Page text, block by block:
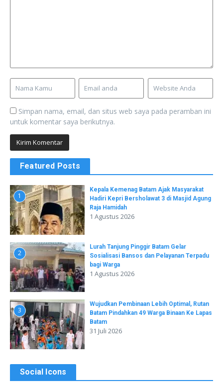
Simpan nama, email, dan situs web saya pada peramban ini
untuk komentar saya berikutnya.
Featured Posts
1
Kepala Kemenag Batam Ajak Masyarakat
Hadiri Kepri Bersholawat 3 di Masjid Agung
Raja Hamidah
1 Agustus 2026
2
Lurah Tanjung Pinggir Batam Gelar
Sosialisasi Bansos dan Pelayanan Terpadu
bagi Warga
1 Agustus 2026
3
Wujudkan Pembinaan Lebih Optimal, Rutan
Batam Pindahkan 49 Warga Binaan Ke Lapas
Batam
31 Juli 2026
Social Icons